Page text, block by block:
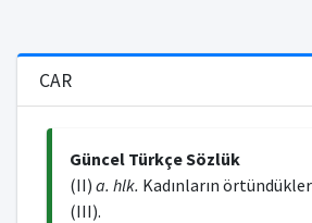
CAR
Güncel Türkçe Sözlük
(II) a. hlk. Kadınların
(III).